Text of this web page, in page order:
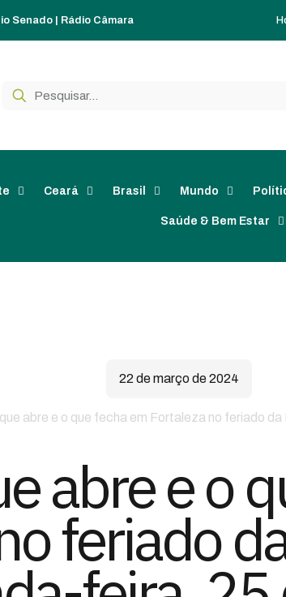
Senado Rádio Câmara
Ceará Brasil Mundo
Saúde & Bem Estar
22 de março de 2024
abre e o que fecha em Fortaleza no feriado
abre e o
feriado